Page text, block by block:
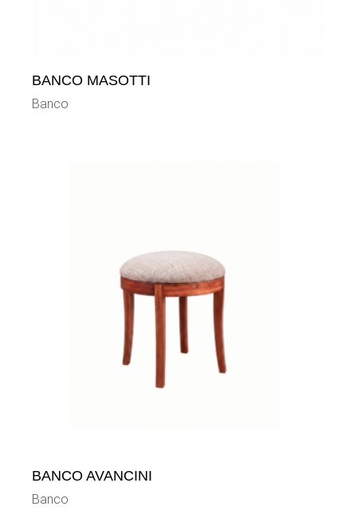
BANCO MASOTTI
Banco
BANCO AVANCINI
Banco